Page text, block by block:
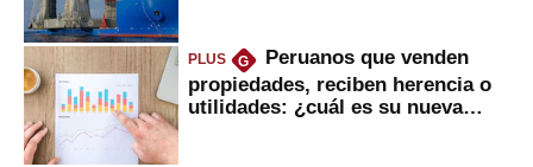
PLUS G
Peruanos que venden
propiedades, reciben herencia o
utilidades: ¿cuál es su nueva